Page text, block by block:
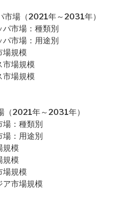
市場（2021年～2031年）
パ市場：種類別
パ市場：用途別
場規模
市場規模
市場規模
（2021年～2031年）
場：種類別
場：用途別
規模
規模
場規模
ア市場規模